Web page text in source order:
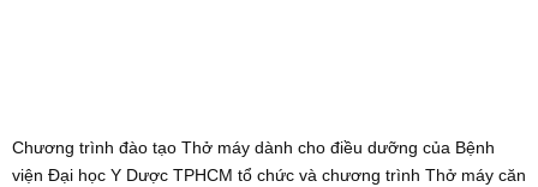
Chương trình đào tạo Thở máy dành cho điều dưỡng của Bệnh
viện Đại học Y Dược TPHCM tổ chức và chương trình Thở máy căn